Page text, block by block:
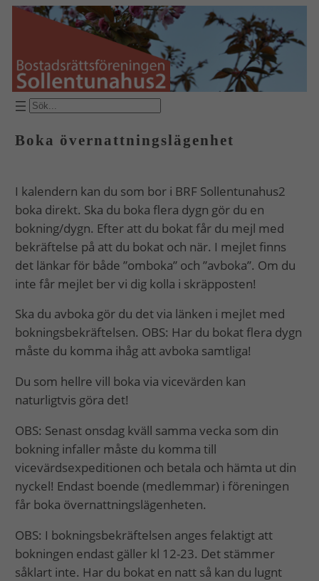
Hoppa
SÖK
Boka övernattningslägenhet
I kalendern kan du som bor i BRF Sollentunahus2
boka direkt. Ska du boka flera dygn gör du en
bokning/dygn. Efter att du bokat får du mejl med
bekräftelse på att du bokat och när. I mejlet finns
det länkar för både ”omboka” och ”avboka”. Om du
inte får mejlet ber vi dig kolla i skräpposten!
Ska du avboka gör du det via länken i mejlet med
bokningsbekräftelsen. OBS: Har du bokat flera dygn
måste du komma ihåg att avboka samtliga!
Du som hellre vill boka via vicevärden kan
naturligtvis göra det!
OBS: Senast onsdag kväll samma vecka som din
bokning infaller måste du komma till
vicevärdsexpeditionen och betala och hämta ut din
nyckel! Endast boende (medlemmar) i föreningen
får boka övernattningslägenheten.
OBS: I bokningsbekräftelsen anges felaktigt att
bokningen endast gäller kl 12-23. Det stämmer
såklart inte. Har du bokat en natt så kan du lugnt